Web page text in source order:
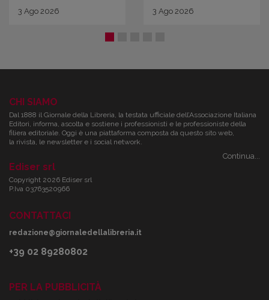
3 Ago 2026 3 Ago 2026
CHI SIAMO
Dal 1888 il Giornale della Libreria, la testata ufficiale dell’Associazione Italiana
Editori, informa, ascolta e sostiene i professionisti e le professioniste della
filiera editoriale. Oggi è una piattaforma composta da questo sito web,
la rivista, le newsletter e i social network.
Continua...
Ediser srl
Copyright 2026 Ediser srl
P.Iva 03763520966
CONTATTACI
redazione@giornaledellalibreria.it
+39 02 89280802
PER LA PUBBLICITÀ